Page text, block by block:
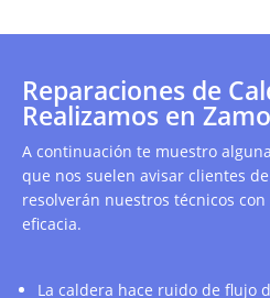
Reparaciones de
Realizamos en
A continuación te muestro
que nos suelen avisar clientes
resolverán nuestros técnicos
eficacia.
La caldera hace ruido de flujo